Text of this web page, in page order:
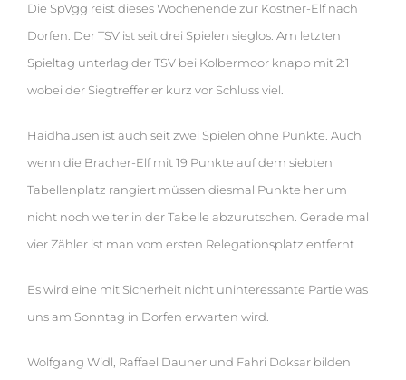
Die SpVgg reist dieses Wochenende zur Kostner-Elf nach
Dorfen. Der TSV ist seit drei Spielen sieglos. Am letzten
Spieltag unterlag der TSV bei Kolbermoor knapp mit 2:1
wobei der Siegtreffer er kurz vor Schluss viel.
Haidhausen ist auch seit zwei Spielen ohne Punkte. Auch
wenn die Bracher-Elf mit 19 Punkte auf dem siebten
Tabellenplatz rangiert müssen diesmal Punkte her um
nicht noch weiter in der Tabelle abzurutschen. Gerade mal
vier Zähler ist man vom ersten Relegationsplatz entfernt.
Es wird eine mit Sicherheit nicht uninteressante Partie was
uns am Sonntag in Dorfen erwarten wird.
Wolfgang Widl, Raffael Dauner und Fahri Doksar bilden